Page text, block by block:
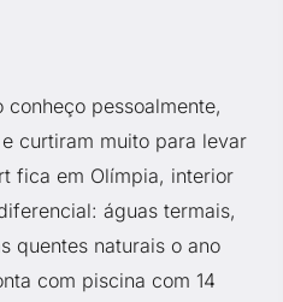
conheço pessoalmente,
curtiram muito para levar
fica em Olímpia, interior
águas termais,
quentes naturais o ano
com piscina com 14